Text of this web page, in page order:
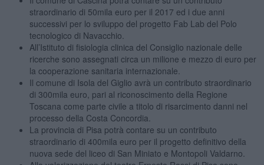
straordinario di 50mila euro per il 2017 ed i due anni
successivi per lo sviluppo del progetto Fab Lab del Polo
tecnologico di Navacchio.
All’Istituto di fisiologia clinica del Consiglio nazionale delle
ricerche sono assegnati circa un milione e mezzo di euro per
la cooperazione sanitaria internazionale.
Il comune di Isola del Giglio avrà un contributo straordinario
di 300mila euro, pari al riconoscimento della Regione
Toscana come parte civile a titolo di risarcimento danni nel
processo della Costa Concordia.
La provincia di Pisa potrà contare su un contributo
straordinario di 400mila euro per il progetto definitivo della
nuova sede del liceo di San Miniato e Montopoli Valdarno.